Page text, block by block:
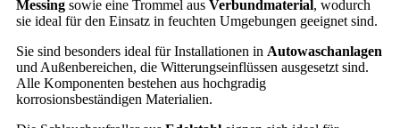
Messing sowie eine Trommel aus Verbundmaterial, wodurch
sie ideal für den Einsatz in feuchten Umgebungen geeignet sind.
Sie sind besonders ideal für Installationen in Autowaschanlagen
und Außenbereichen, die Witterungseinflüssen ausgesetzt sind.
Alle Komponenten bestehen aus hochgradig
korrosionsbeständigen Materialien.